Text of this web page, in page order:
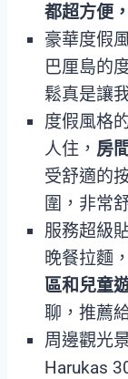
都超方便
豪華度假
巴厘島的
鬆真是讓
度假風格
人住， 房
受舒適的
圍，非常
服務超級
晚餐拉麵
區和兒童
聊，推薦
周邊觀光
Harukas